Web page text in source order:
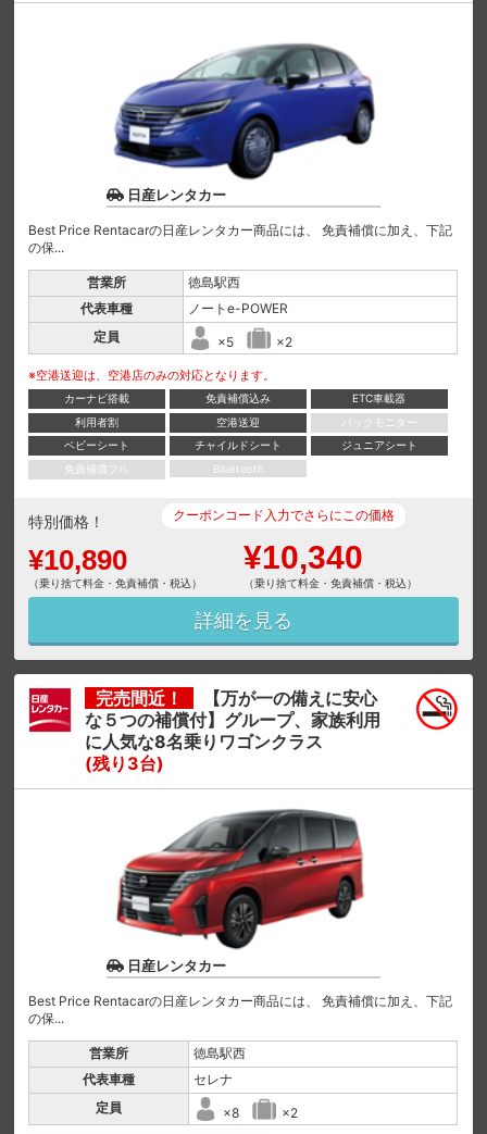
日産レンタカー
Best Price Rentacarの日産レンタカー商品には、 免責補償に加え、下記
の保...
営業所
徳島駅西
代表車種
ノートe-POWER
定員
×5 ×2
※空港送迎は、空港店のみの対応となります。
カーナビ搭載 免責補償込み
ETC車載器
利用者割
空港送迎
バックモニター
ベビーシート
チャイルドシート
ジュニアシート
免責補償フル
Bluetooth
特別価格！
¥10,890
（乗り捨て料金・免責補償・税込）
クーポンコード入力でさらにこの価格
¥10,340
（乗り捨て料金・免責補償・税込）
詳細を見る
完売間近！
【万が一の備えに安心
な５つの補償付】グループ、家族利用
に人気な8名乗りワゴンクラス
(残り3台)
日産レンタカー
Best Price Rentacarの日産レンタカー商品には、 免責補償に加え、下記
の保...
営業所
徳島駅西
代表車種
セレナ
定員
×8 ×2